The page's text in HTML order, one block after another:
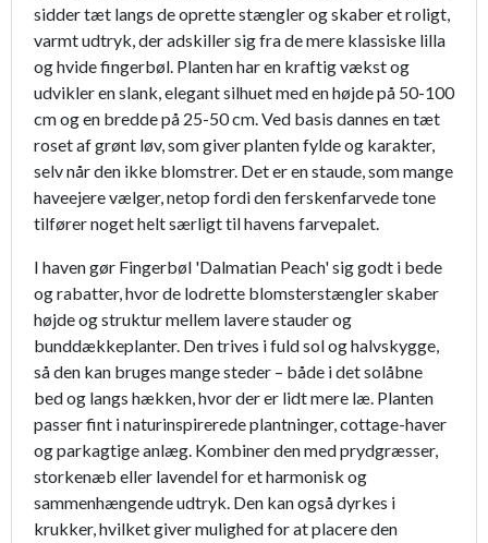
sidder tæt langs de oprette stængler og skaber et roligt,
varmt udtryk, der adskiller sig fra de mere klassiske lilla
og hvide fingerbøl. Planten har en kraftig vækst og
udvikler en slank, elegant silhuet med en højde på 50-100
cm og en bredde på 25-50 cm. Ved basis dannes en tæt
roset af grønt løv, som giver planten fylde og karakter,
selv når den ikke blomstrer. Det er en staude, som mange
haveejere vælger, netop fordi den ferskenfarvede tone
tilfører noget helt særligt til havens farvepalet.
I haven gør Fingerbøl 'Dalmatian Peach' sig godt i bede
og rabatter, hvor de lodrette blomsterstængler skaber
højde og struktur mellem lavere stauder og
bunddækkeplanter. Den trives i fuld sol og halvskygge,
så den kan bruges mange steder – både i det solåbne
bed og langs hækken, hvor der er lidt mere læ. Planten
passer fint i naturinspirerede plantninger, cottage-haver
og parkagtige anlæg. Kombiner den med prydgræsser,
storkenæb eller lavendel for et harmonisk og
sammenhængende udtryk. Den kan også dyrkes i
krukker, hvilket giver mulighed for at placere den